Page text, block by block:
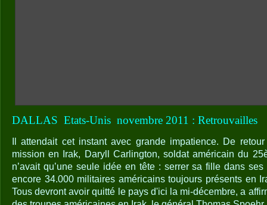
DALLAS Etats-Unis novembre 2011 : Retrouvailles
Il attendait cet instant avec grande impatience. De
mission en Irak, Daryll Carlington, soldat américain du
n’avait qu’une seule idée en tête : serrer sa fille dans
encore 34.000 militaires américains toujours présents en
Tous devront avoir quitté le pays d'ici la mi-décembre, a